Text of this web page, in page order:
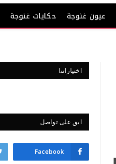
عيون غنوجة حكايات غنوجة
اختياراتنا
ابق على تواصل
Facebook